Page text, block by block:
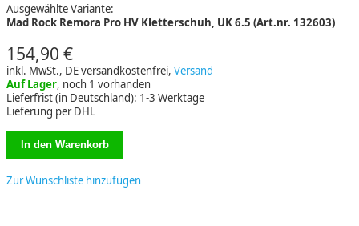
Ausgewählte Variante:
Mad Rock Remora Pro HV Kletterschuh, UK 6.5 (Art.nr. 132603)
154,90 €
inkl. MwSt., DE versandkostenfrei, Versand
Auf Lager, noch 1 vorhanden
Lieferfrist (in Deutschland): 1-3 Werktage
Lieferung per DHL
Zur Wunschliste hinzufügen